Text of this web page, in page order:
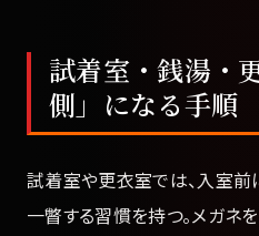
試着室・銭湯・
側」になる手順
試着室や更衣室では、入室
一瞥する習慣を持つ。メガネ